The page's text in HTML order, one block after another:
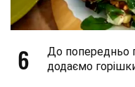
6
До попередньо
додаємо